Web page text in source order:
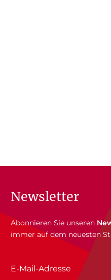
Newsletter
Abonnieren Sie unseren
immer auf dem neuesten
E-Mail-Adresse